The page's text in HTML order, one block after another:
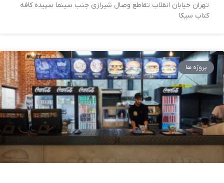
تهران خیابان انقلاب تقاطع وصال شيرازى جنب سينما سپيده كافه
كتاب سيكا
پروژه ها